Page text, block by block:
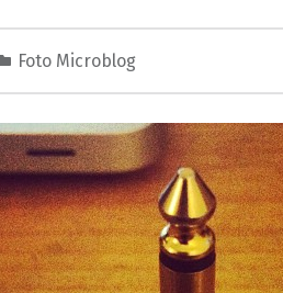
Foto Microblog